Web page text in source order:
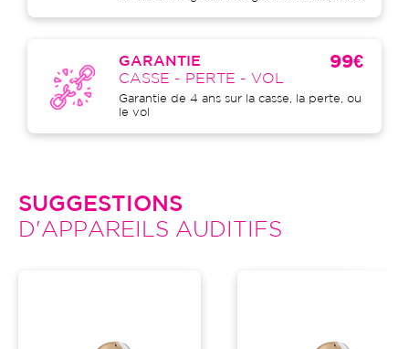
GARANTIE
CASSE - PERTE - VOL
99€
Garantie de 4 ans sur la casse, la perte, ou
le vol
SUGGESTIONS
D'APPAREILS AUDITIFS